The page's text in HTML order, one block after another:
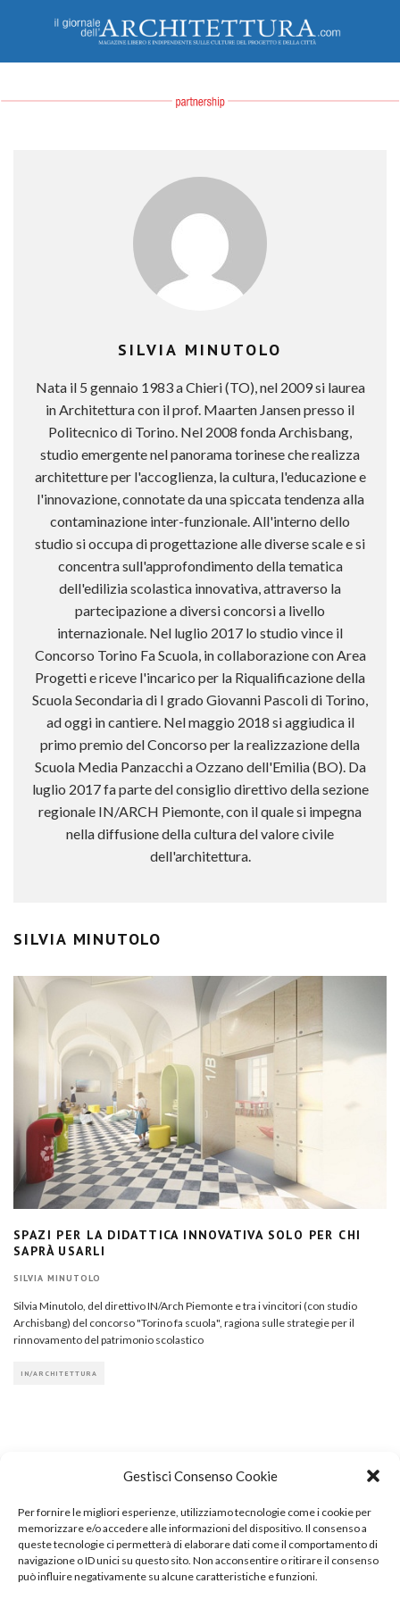
Gestisci Consenso Cookie
Per fornire le migliori esperienze, utilizziamo tecnologie come i cookie per
memorizzare e/o accedere alle informazioni del dispositivo. Il consenso a
queste tecnologie ci permetterà di elaborare dati come il comportamento di
navigazione o ID unici su questo sito. Non acconsentire o ritirare il consenso
può influire negativamente su alcune caratteristiche e funzioni.
SILVIA MINUTOLO
Nata il 5 gennaio 1983 a Chieri (TO), nel 2009 si laurea
in Architettura con il prof. Maarten Jansen presso il
Politecnico di Torino. Nel 2008 fonda Archisbang,
studio emergente nel panorama torinese che realizza
architetture per l'accoglienza, la cultura, l'educazione e
l'innovazione, connotate da una spiccata tendenza alla
contaminazione inter-funzionale. All'interno dello
studio si occupa di progettazione alle diverse scale e si
concentra sull'approfondimento della tematica
dell'edilizia scolastica innovativa, attraverso la
partecipazione a diversi concorsi a livello
internazionale. Nel luglio 2017 lo studio vince il
Concorso Torino Fa Scuola, in collaborazione con Area
Progetti e riceve l'incarico per la Riqualificazione della
Scuola Secondaria di I grado Giovanni Pascoli di Torino,
ad oggi in cantiere. Nel maggio 2018 si aggiudica il
primo premio del Concorso per la realizzazione della
Scuola Media Panzacchi a Ozzano dell'Emilia (BO). Da
luglio 2017 fa parte del consiglio direttivo della sezione
regionale IN/ARCH Piemonte, con il quale si impegna
nella diffusione della cultura del valore civile
dell'architettura.
SILVIA MINUTOLO
SPAZI PER LA DIDATTICA INNOVATIVA SOLO PER CHI
SAPRÀ USARLI
SILVIA MINUTOLO
Silvia Minutolo, del direttivo IN/Arch Piemonte e tra i vincitori (con studio
Archisbang) del concorso "Torino fa scuola", ragiona sulle strategie per il
rinnovamento del patrimonio scolastico
IN/ARCHITETTURA
COPYRIGHT
© TheArchitecturalPost 2024